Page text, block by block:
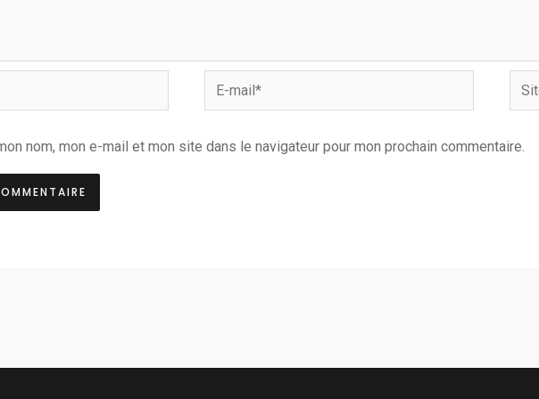
mail*
Site
nom, mon e-mail et mon site dans le navigateur pour mon prochain commentaire.